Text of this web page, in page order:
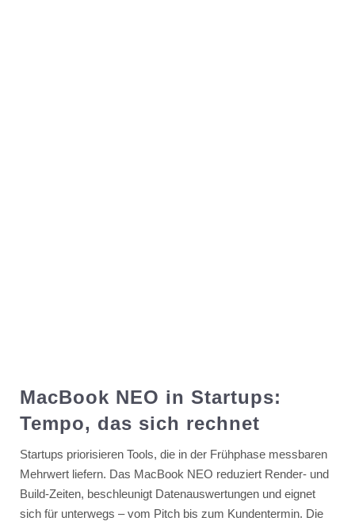
MacBook NEO in Startups:
Tempo, das sich rechnet
Startups priorisieren Tools, die in der Frühphase messbaren
Mehrwert liefern. Das MacBook NEO reduziert Render- und
Build-Zeiten, beschleunigt Datenauswertungen und eignet
sich für unterwegs – vom Pitch bis zum Kundentermin. Die